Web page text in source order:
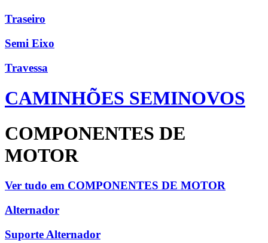
Traseiro
Semi Eixo
Travessa
CAMINHÕES SEMINOVOS
COMPONENTES DE
MOTOR
Ver tudo em COMPONENTES DE MOTOR
Alternador
Suporte Alternador